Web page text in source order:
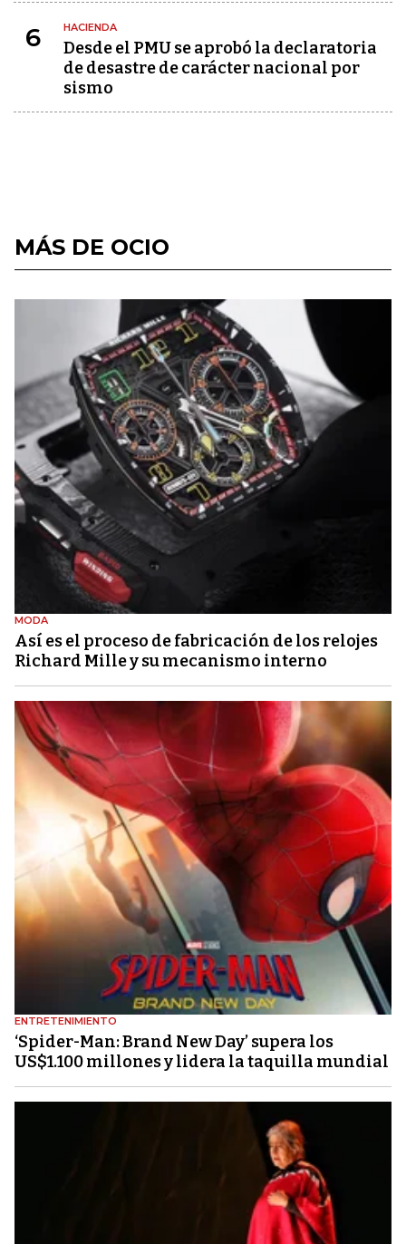
6 HACIENDA
Desde el PMU se aprobó la declaratoria
de desastre de carácter nacional por
sismo
MÁS DE OCIO
MODA
Así es el proceso de fabricación de los relojes
Richard Mille y su mecanismo interno
ENTRETENIMIENTO
‘Spider-Man: Brand New Day’ supera los
US$1.100 millones y lidera la taquilla mundial